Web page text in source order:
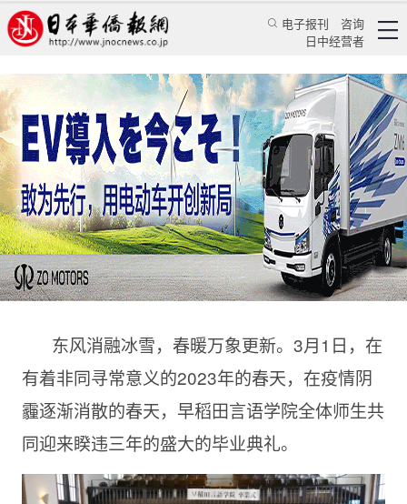
电子报刊
咨询
日中经营者
早稻田言语学院举行毕业典礼 中国留学生开启人
生新篇章
乔聚 华人新闻 留学生活
日本华侨报 2023/3/3 19:12:10
东风消融冰雪，春暖万象更新。3月1日，在
有着非同寻常意义的2023年的春天，在疫情阴
霾逐渐消散的春天，早稻田言语学院全体师生共
同迎来睽违三年的盛大的毕业典礼。